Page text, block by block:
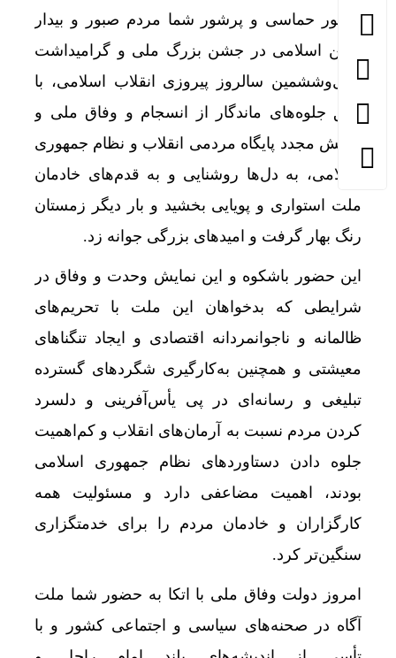
حضور حماسی و پرشور شما مردم صبور و بیدار
میهن اسلامی در جشن بزرگ ملی و گرامیداشت
چهل‌وششمین سالروز پیروزی انقلاب اسلامی، با
خلق جلوه‌های ماندگار از انسجام و وفاق ملی و
نمایش مجدد پایگاه مردمی انقلاب و نظام جمهوری
اسلامی، به دل‌ها روشنایی و به قدم‌های خادمان
ملت استواری و پویایی بخشید و بار دیگر زمستان
رنگ بهار گرفت و امیدهای بزرگی جوانه زد.
این حضور باشکوه و این نمایش وحدت و وفاق در
شرایطی که بدخواهان این ملت با تحریم‌های
ظالمانه و ناجوانمردانه اقتصادی و ایجاد تنگناهای
معیشتی و همچنین به‌کارگیری شگردهای گسترده
تبلیغی و رسانه‌ای در پی یأس‌آفرینی و دلسرد
کردن مردم نسبت به آرمان‌های انقلاب و کم‌اهمیت
جلوه دادن دستاوردهای نظام جمهوری اسلامی
بودند، اهمیت مضاعفی دارد و مسئولیت همه
کارگزاران و خادمان مردم را برای خدمتگزاری
سنگین‌تر کرد.
امروز دولت وفاق ملی با اتکا به حضور شما ملت
آگاه در صحنه‌های سیاسی و اجتماعی کشور و با